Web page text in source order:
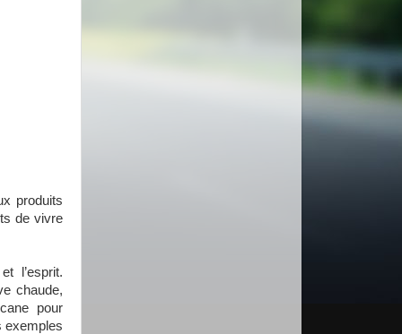
produits
de vivre
l’esprit.
chaude,
pour
exemples